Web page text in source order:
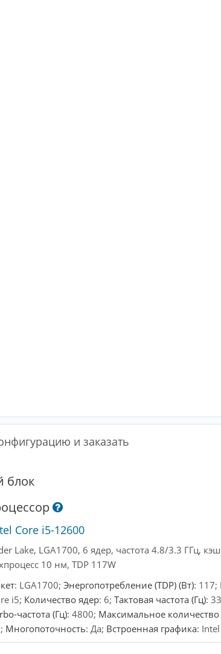
и заказать
блок
Core i5-12600
Lake, LGA1700, 6 ядер, частота 4.8/3.3 ГГц,
10 нм, TDP 117W
: LGA1700; Энергопотребление (TDP) (Вт): 117;
i5; Количество ядер: 6; Тактовая частота (Гц):
частота (Гц): 4800; Максимальное количество
Многопоточность: Да; Встроенная графика: